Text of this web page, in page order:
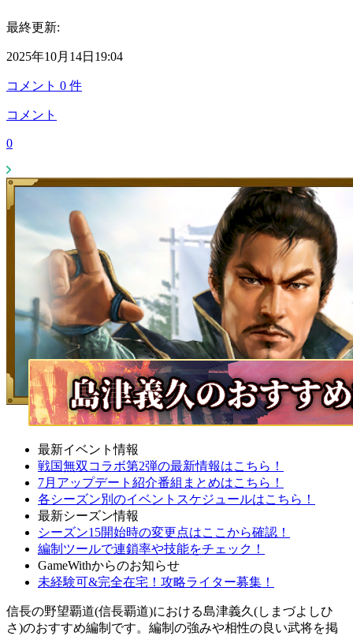
最終更新:
2025年10月14日19:04
コメント 0 件
コメント
0
最新イベント情報
戦国無双コラボ第2弾の最新情報はこちら！
7月アップデート紹介番組まとめはこちら！
各シーズン別のイベントスケジュールはこちら！
最新シーズン情報
シーズン15開始時の変更点はここから確認！
編制ツールで連鎖率や技能をチェック！
GameWithからのお知らせ
未経験可&完全在宅！攻略ライター募集！
信長の野望覇道(信長覇道)における島津義久(しまづよしひ
さ)のおすすめ編制です。編制の強みや相性の良い武将を掲